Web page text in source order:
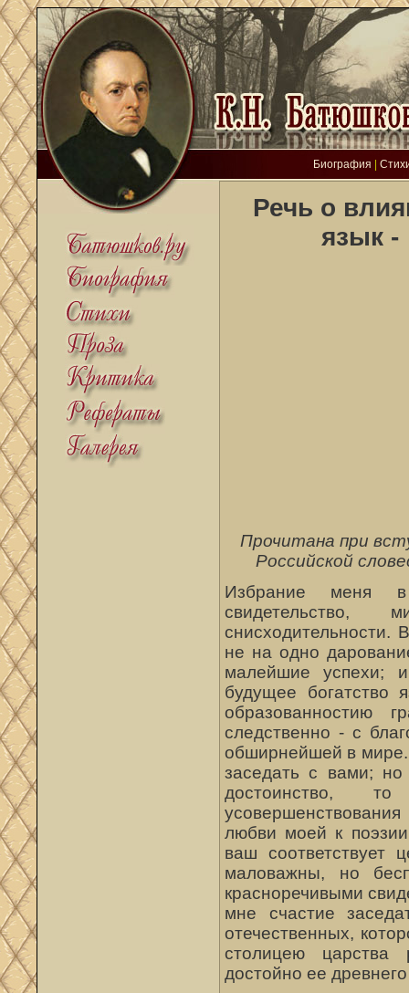
Биография
Речь о
язык
Прочитана при
Российской
Избрание меня
свидетельство,
не на одно
малейшие успехи;
будущее богатство
образованностию
следственно - с
обширнейшей в
заседать с вами; но
достоинство,
любви моей к
ваш соответствует
маловажны, но
красноречивыми
мне счастие
отечественных,
столицею
достойно ее